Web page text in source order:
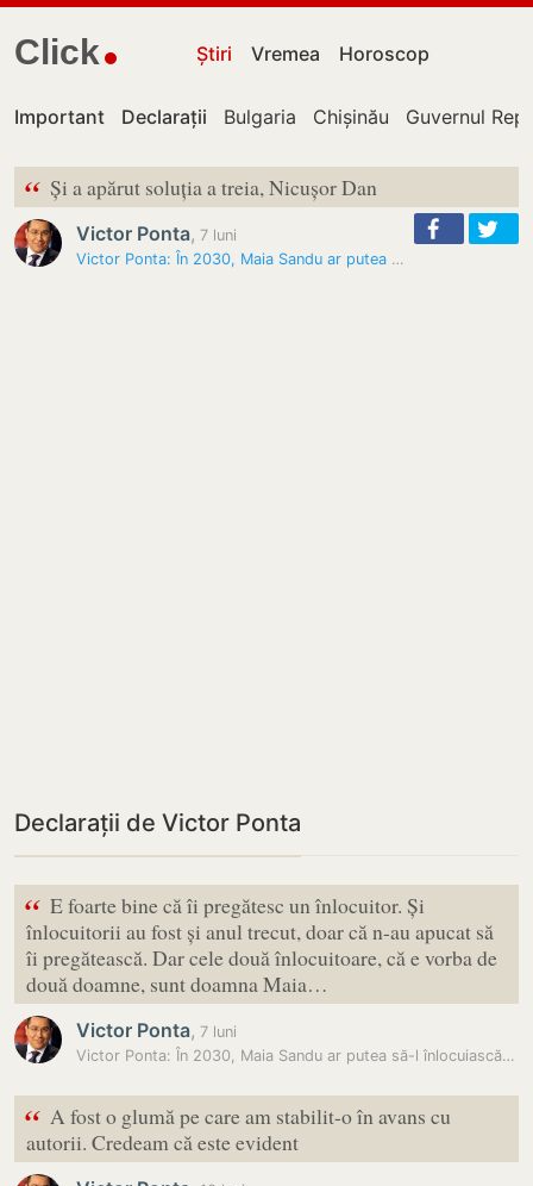
Click Știri Vremea Horoscop
Important Declarații Bulgaria Chișinău Guvernul
“ Și a apărut soluția a treia, Nicușor Dan
Victor Ponta, 7 luni
Victor Ponta: În 2030, Maia Sandu ar putea să-l înlocuiască pe Nicușor…
Declarații de Victor Ponta
“ E foarte bine că îi pregătesc un înlocuitor. Și
înlocuitorii au fost și anul trecut, doar că n-au apucat să
îi pregătească. Dar cele două înlocuitoare, că e vorba de
două doamne, sunt doamna Maia…
Victor Ponta, 7 luni
Victor Ponta: În 2030, Maia Sandu ar putea să-l înlocuiască pe Nicușor…
“ A fost o glumă pe care am stabilit-o în avans cu
autorii. Credeam că este evident